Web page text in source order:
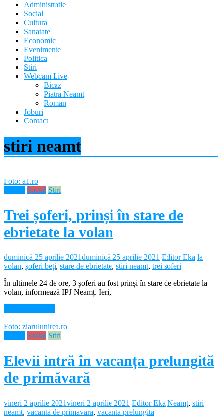
Administratie
Social
Cultura
Sanatate
Economic
Evenimente
Politica
Stiri
Webcam Live
Bicaz
Piatra Neamt
Roman
Joburi
Contact
stiri neamt
Foto: a1.ro
Social Stiri
Trei șoferi, prinși în stare de
ebrietate la volan
duminică 25 aprilie 2021duminică 25 aprilie 2021 Editor Eka la
volan, șoferi beți, stare de ebrietate, stiri neamt, trei soferi
În ultimele 24 de ore, 3 șoferi au fost prinși în stare de ebrietate la
volan, informează IPJ Neamț. Ieri,
Foto: ziarulunirea.ro
Social Stiri
Elevii intră în vacanța prelungită
de primăvară
vineri 2 aprilie 2021vineri 2 aprilie 2021 Editor Eka Neamț, stiri
neamt, vacanta de primavara, vacanta prelungita